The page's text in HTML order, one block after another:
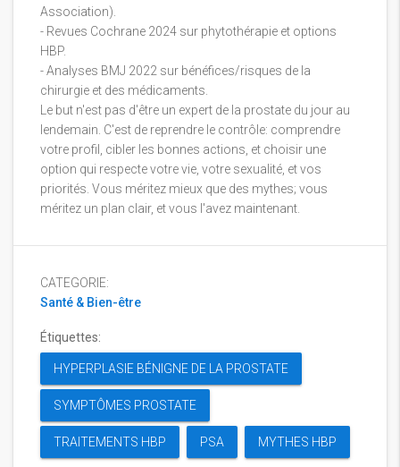
Association).
- Revues Cochrane 2024 sur phytothérapie et options
HBP.
- Analyses BMJ 2022 sur bénéfices/risques de la
chirurgie et des médicaments.
Le but n'est pas d'être un expert de la prostate du jour au
lendemain. C'est de reprendre le contrôle: comprendre
votre profil, cibler les bonnes actions, et choisir une
option qui respecte votre vie, votre sexualité, et vos
priorités. Vous méritez mieux que des mythes; vous
méritez un plan clair, et vous l'avez maintenant.
CATEGORIE:
Santé & Bien-être
Étiquettes:
HYPERPLASIE BÉNIGNE DE LA PROSTATE
SYMPTÔMES PROSTATE
TRAITEMENTS HBP PSA MYTHES HBP